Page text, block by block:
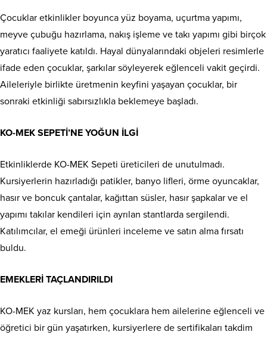
Çocuklar etkinlikler boyunca yüz boyama, uçurtma yapımı,
meyve çubuğu hazırlama, nakış işleme ve takı yapımı gibi birçok
yaratıcı faaliyete katıldı. Hayal dünyalarındaki objeleri resimlerle
ifade eden çocuklar, şarkılar söyleyerek eğlenceli vakit geçirdi.
Aileleriyle birlikte üretmenin keyfini yaşayan çocuklar, bir
sonraki etkinliği sabırsızlıkla beklemeye başladı.
KO-MEK SEPETİ’NE YOĞUN İLGİ
Etkinliklerde KO-MEK Sepeti üreticileri de unutulmadı.
Kursiyerlerin hazırladığı patikler, banyo lifleri, örme oyuncaklar,
hasır ve boncuk çantalar, kağıttan süsler, hasır şapkalar ve el
yapımı takılar kendileri için ayrılan stantlarda sergilendi.
Katılımcılar, el emeği ürünleri inceleme ve satın alma fırsatı
buldu.
EMEKLERİ TAÇLANDIRILDI
KO-MEK yaz kursları, hem çocuklara hem ailelerine eğlenceli ve
öğretici bir gün yaşatırken, kursiyerlere de sertifikaları takdim